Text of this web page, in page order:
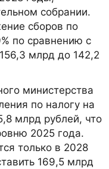
собрании.
сборов по
по сравнению с
млрд до 142,2
министерства
по налогу на
млрд рублей, что
2025 года.
только в 2028
169,5 млрд